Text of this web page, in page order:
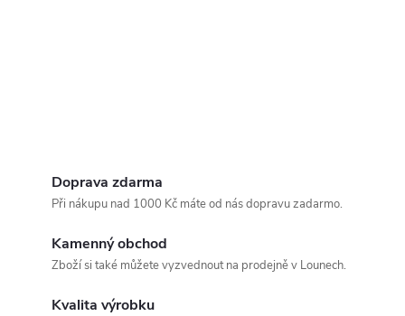
Doprava zdarma
Při nákupu nad 1000 Kč máte od nás dopravu zadarmo.
Kamenný obchod
Zboží si také můžete vyzvednout na prodejně v Lounech.
Kvalita výrobku